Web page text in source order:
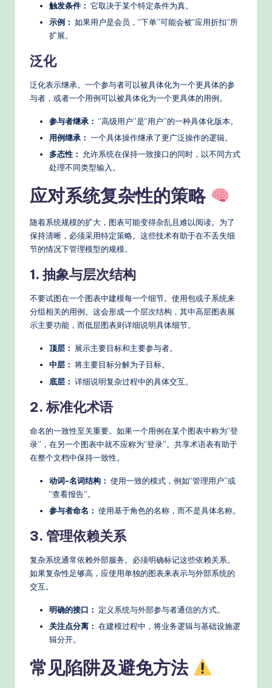
触发条件： 它取决于某个特定条件为真。
示例： 如果用户是会员，“下单”可能会被“应用折扣”所
扩展。
泛化
泛化表示继承。一个参与者可以被具体化为一个更具体的参
与者，或者一个用例可以被具体化为一个更具体的用例。
参与者继承： “高级用户”是“用户”的一种具体化版本。
用例继承： 一个具体操作继承了更广泛操作的逻辑。
多态性： 允许系统在保持一致接口的同时，以不同方式
处理不同类型输入。
应对系统复杂性的策略
随着系统规模的扩大，图表可能变得杂乱且难以阅读。为了
保持清晰，必须采用特定策略。这些技术有助于在不丢失细
节的情况下管理模型的规模。
1. 抽象与层次结构
不要试图在一个图表中建模每一个细节。使用包或子系统来
分组相关的用例。这会形成一个层次结构，其中高层图表展
示主要功能，而低层图表则详细说明具体细节。
顶层： 展示主要目标和主要参与者。
中层： 将主要目标分解为子目标。
底层： 详细说明复杂过程中的具体交互。
2. 标准化术语
命名的一致性至关重要。如果一个用例在某个图表中称为“登
录”，在另一个图表中就不应称为“登录”。共享术语表有助于
在整个文档中保持一致性。
动词-名词结构： 使用一致的模式，例如“管理用户”或
“查看报告”。
参与者命名： 使用基于角色的名称，而不是具体名称。
3. 管理依赖关系
复杂系统通常依赖外部服务。必须明确标记这些依赖关系。
如果复杂性足够高，应使用单独的图表来表示与外部系统的
交互。
明确的接口： 定义系统与外部参与者通信的方式。
关注点分离： 在建模过程中，将业务逻辑与基础设施逻
辑分开。
常见陷阱及避免方法